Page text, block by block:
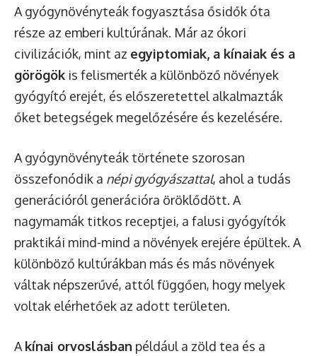
A gyógynövényteák fogyasztása ősidők óta
része az emberi kultúrának. Már az ókori
civilizációk, mint az egyiptomiak, a kínaiak és a
görögök is felismerték a különböző növények
gyógyító erejét, és előszeretettel alkalmazták
őket betegségek megelőzésére és kezelésére.
A gyógynövényteák története szorosan
összefonódik a népi gyógyászattal, ahol a tudás
generációról generációra öröklődött. A
nagymamák titkos receptjei, a falusi gyógyítók
praktikái mind-mind a növények erejére épültek. A
különböző kultúrákban más és más növények
váltak népszerűvé, attól függően, hogy melyek
voltak elérhetőek az adott területen.
A kínai orvoslásban például a zöld tea és a